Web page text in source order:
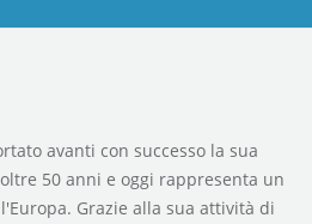
avanti con successo la sua
50 anni e oggi rappresenta un
Grazie alla sua attività di